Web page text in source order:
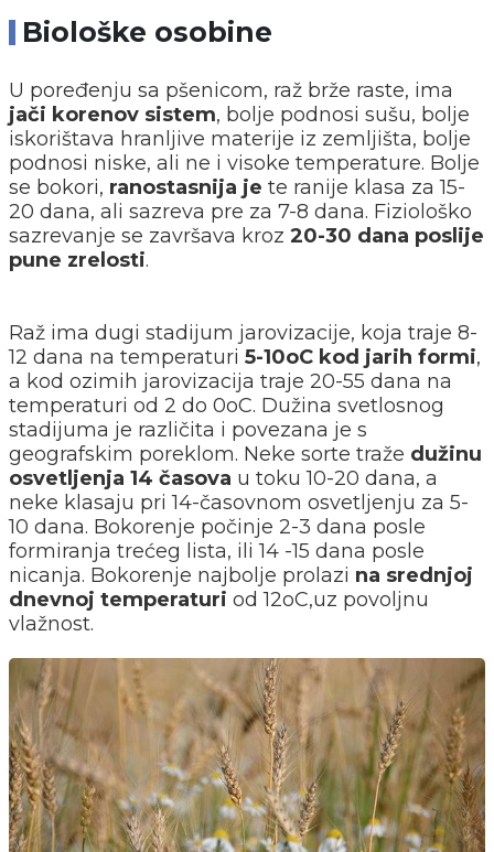
Biološke osobine
U poređenju sa pšenicom, raž brže raste, ima
jači korenov sistem, bolje podnosi sušu, bolje
iskorištava hranljive materije iz zemljišta, bolje
podnosi niske, ali ne i visoke temperature. Bolje
se bokori, ranostasnija je te ranije klasa za 15-
20 dana, ali sazreva pre za 7-8 dana. Fiziološko
sazrevanje se završava kroz 20-30 dana poslije
pune zrelosti.
Raž ima dugi stadijum jarovizacije, koja traje 8-
12 dana na temperaturi 5-10oC kod jarih formi,
a kod ozimih jarovizacija traje 20-55 dana na
temperaturi od 2 do 0oC. Dužina svetlosnog
stadijuma je različita i povezana je s
geografskim poreklom. Neke sorte traže dužinu
osvetljenja 14 časova u toku 10-20 dana, a
neke klasaju pri 14-časovnom osvetljenju za 5-
10 dana. Bokorenje počinje 2-3 dana posle
formiranja trećeg lista, ili 14 -15 dana posle
nicanja. Bokorenje najbolje prolazi na srednjoj
dnevnoj temperaturi od 12oC,uz povoljnu
vlažnost.